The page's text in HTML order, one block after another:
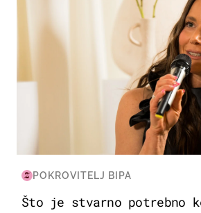
POKROVITELJ BIPA
Što je stvarno potrebno